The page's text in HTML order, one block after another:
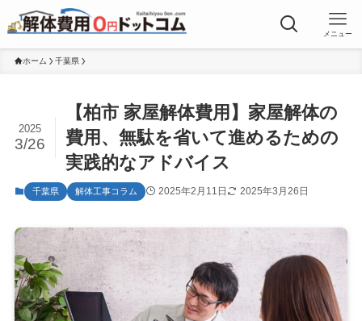
メニュー
ホーム 千葉県
【柏市 家屋解体費用】家屋解体の
費用、無駄を省いて進めるための
実践的なアドバイス
2025
3/26
千葉県 解体工事コラム 2025年2月11日 2025年3月26日